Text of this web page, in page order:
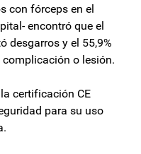
con fórceps en el
encontró que el
desgarros y el 55,9%
o lesión.
certificación CE
para su uso